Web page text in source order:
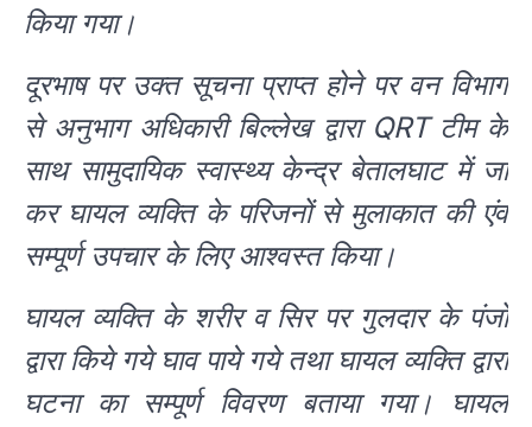
किया गया।
दूरभाष पर उक्त सूचना प्राप्त होने पर वन विभाग
से अनुभाग अधिकारी बिल्लेख द्वारा QRT टीम के
साथ सामुदायिक स्वास्थ्य केन्द्र बेतालघाट में जा
कर घायल व्यक्ति के परिजनों से मुलाकात की एंव
सम्पूर्ण उपचार के लिए आश्वस्त किया।
घायल व्यक्ति के शरीर व सिर पर गुलदार के पंजो
द्वारा किये गये घाव पाये गये तथा घायल व्यक्ति द्वारा
घटना का सम्पूर्ण विवरण बताया गया। घायल